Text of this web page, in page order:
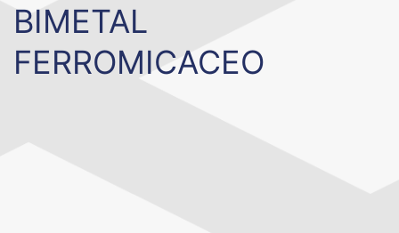
BIMETAL
FERROMICACEO